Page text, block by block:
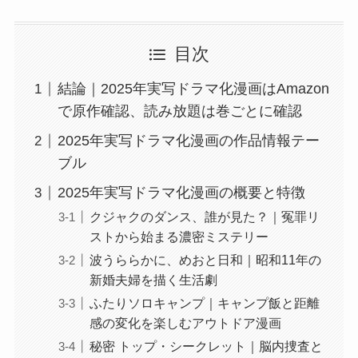
目次
結論｜2025年実写ドラマ化漫画はAmazon
で原作確認、読み放題は巻ごとに確認
2025年実写ドラマ化漫画の作品情報テー
ブル
2025年実写ドラマ化漫画の概要と特徴
クジャクのダンス、誰が見た？｜冤罪リ
ストから始まる濃密ミステリー
波うららかに、めおと日和｜昭和11年の
新婚夫婦を描く生活劇
ふたりソロキャンプ｜キャンプ飯と距離
感の変化を楽しむアウトドア漫画
秘密 トップ・シークレット｜脳内捜査と